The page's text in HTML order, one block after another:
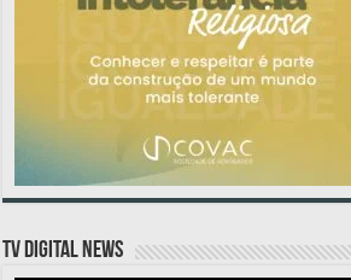
TV DIGITAL NEWS